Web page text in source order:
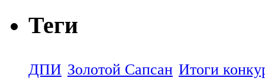
Теги
ДПИ Золотой Сапсан Итоги